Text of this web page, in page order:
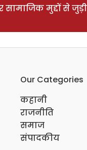
मुद्दों से
Our Categories
कहानी
राजनीति
समाज
संपादकीय